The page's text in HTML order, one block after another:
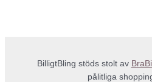
BilligtBling stöds stolt av
pålitliga